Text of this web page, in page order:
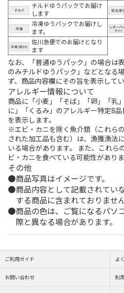
チルドゆうパックでお届け
します
冷凍ゆうパックでお届けし
ます。
佐川急便でのお届けとなり
ます
なお、「普通ゆうパック」の場合は
のみチルドゆうパック」などとなる
ず、商品内容欄にその旨を表示してい
アレルギー情報について
商品に「小麦」「そば」「卵」「乳
に」「くるみ」のアレルギー特定8
を表示します。
※エビ・カニを除く魚介類（これら
された加工品も含む）は、漁獲漁法
いる場合があります。 また、これら
ビ・カニを食べている可能性がありま
その他
商品写真はイメージです。
商品内容として記載されてい
する商品に含まれておりません
商品の色は、ご覧になるパソ
際と異なる場合があります。
ご利用ガイド よ
お問い合わせ 利